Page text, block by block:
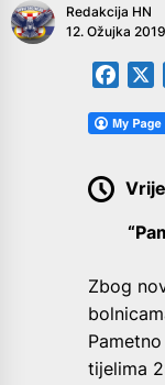
Redakcija HN
12. Ožujka
Zbog
tijelima